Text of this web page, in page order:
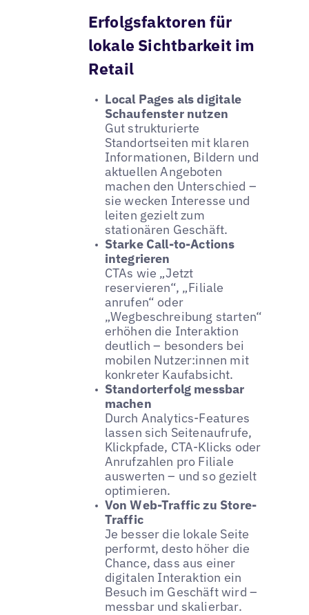
Erfolgsfaktoren für
lokale Sichtbarkeit im
Retail
Local Pages als digitale
Schaufenster nutzen
Gut strukturierte
Standortseiten mit klaren
Informationen, Bildern und
aktuellen Angeboten
machen den Unterschied –
sie wecken Interesse und
leiten gezielt zum
stationären Geschäft.
Starke Call-to-Actions
integrieren
CTAs wie „Jetzt
reservieren“, „Filiale
anrufen“ oder
„Wegbeschreibung starten“
erhöhen die Interaktion
deutlich – besonders bei
mobilen Nutzer:innen mit
konkreter Kaufabsicht.
Standorterfolg messbar
machen
Durch Analytics-Features
lassen sich Seitenaufrufe,
Klickpfade, CTA-Klicks oder
Anrufzahlen pro Filiale
auswerten – und so gezielt
optimieren.
Von Web-Traffic zu Store-
Traffic
Je besser die lokale Seite
performt, desto höher die
Chance, dass aus einer
digitalen Interaktion ein
Besuch im Geschäft wird –
messbar und skalierbar.